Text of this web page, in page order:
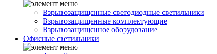
Взрывозащищенные светодиодные светильники
Взрывозащищенные комплектующие
Взрывозащищенное оборудование
Офисные светильники